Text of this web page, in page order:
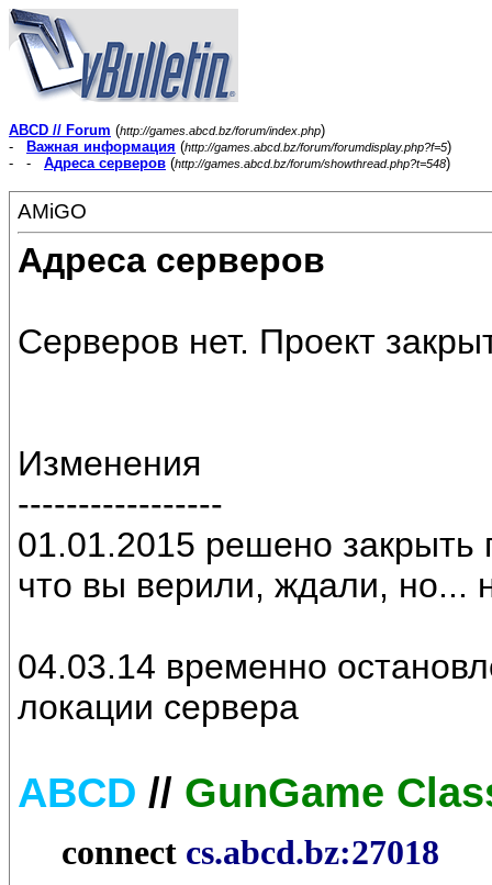
ABCD // Forum (http://games.abcd.bz/forum/index.php)
-
Важная информация (http://games.abcd.bz/forum/forumdisplay.php?f=5)
- - Адреса серверов (http://games.abcd.bz/forum/showthread.php?t=548)
AMiGO
Адреса серверов
Серверов нет. Проект
Изменения
-----------------
01.01.2015 решено закрыть
что вы верили, ждали, но...
04.03.14 временно
локации сервера
ABCD // GunGame
connect cs.abcd.bz:27018